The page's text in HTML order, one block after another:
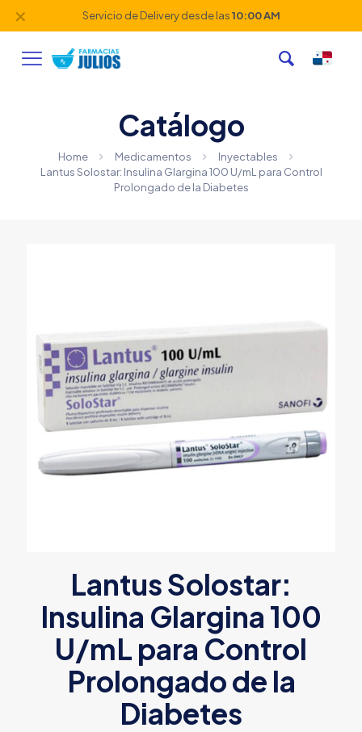
Servicio de Delivery desde las10:00 AM
✕
Catálogo
Home Medicamentos
Inyectables
Lantus Solostar: Insulina Glargina 100 U/mL para Control
Prolongado de la Diabetes
Lantus Solostar:
Insulina Glargina 100
U/mL para Control
Prolongado de la
Diabetes